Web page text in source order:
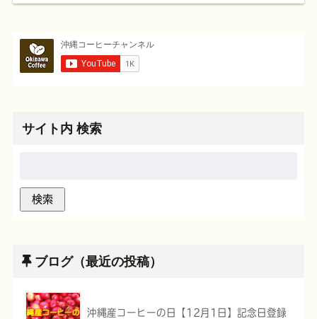
サイト内 検索
ブログ（最近の投稿）
沖縄産コーヒーの日【12月1日】記念日登録